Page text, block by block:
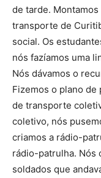
de tarde.
transporte de
social. Os
nós fazíamos uma
Nós dávamos o
Fizemos o plano de
de transporte
coletivo, nós
criamos a rádio-
rádio-patrulha. Nós
soldados que